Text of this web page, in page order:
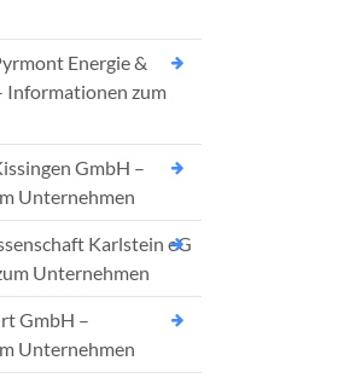
Energie &
Informationen zum
GmbH –
Unternehmen
Karlstein eG
Unternehmen
GmbH –
Unternehmen